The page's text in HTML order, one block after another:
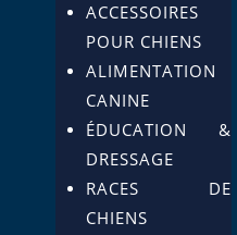
ACCESSOIRES
POUR CHIENS
ALIMENTATION
CANINE
ÉDUCATION &
DRESSAGE
RACES DE
CHIENS